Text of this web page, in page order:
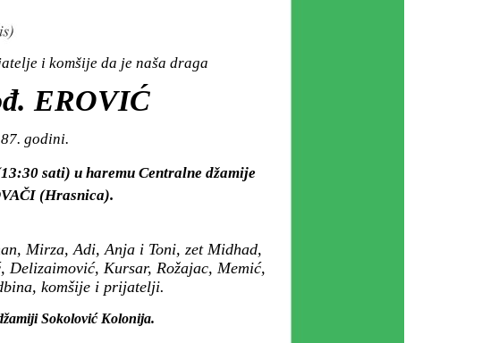
i komšije da je naša draga
EROVIĆ
godini.
sati) u haremu Centralne džamije
(Hrasnica).
Mirza, Adi, Anja i Toni, zet Midhad,
Kursar, Rožajac, Memić,
komšije i prijatelji.
Sokolović Kolonija.